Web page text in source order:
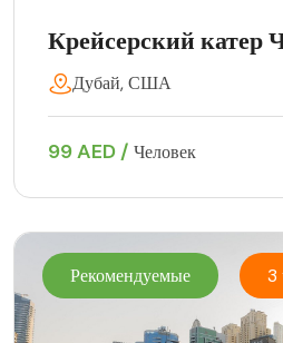
Крейсерский катер
Дубай, США
99 AED / Человек
Рекомендуемые 3